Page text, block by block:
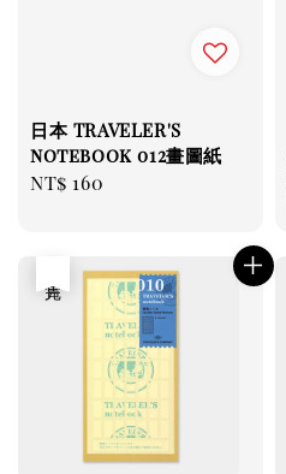
日本 TRAVELER'S
notebook 012畫圖紙
Regular
NT$ 160